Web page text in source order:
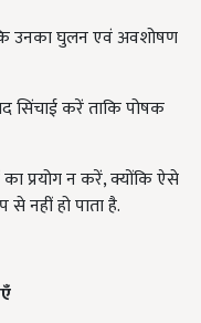
उनका घुलन एवं अवशोषण
सिंचाई करें ताकि पोषक
प्रयोग न करें, क्योंकि ऐसे
नहीं हो पाता है.